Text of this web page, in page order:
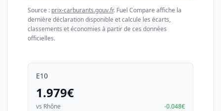
Source : prix-carburants.gouv.fr. Fuel Compare affiche la
dernière déclaration disponible et calcule les écarts,
classements et économies à partir de ces données
officielles.
E10
1.979€
vs Rhône
-0.048€